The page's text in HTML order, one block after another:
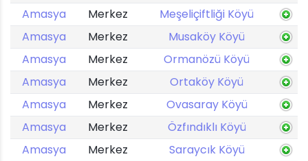
Amasya
Merkez
Meşeliçiftliği Köyü
Amasya
Merkez
Musaköy Köyü
Amasya
Merkez
Ormanözü Köyü
Amasya
Merkez
Ortaköy Köyü
Amasya
Merkez
Ovasaray Köyü
Amasya
Merkez
Özfındıklı Köyü
Amasya
Merkez
Saraycık Köyü